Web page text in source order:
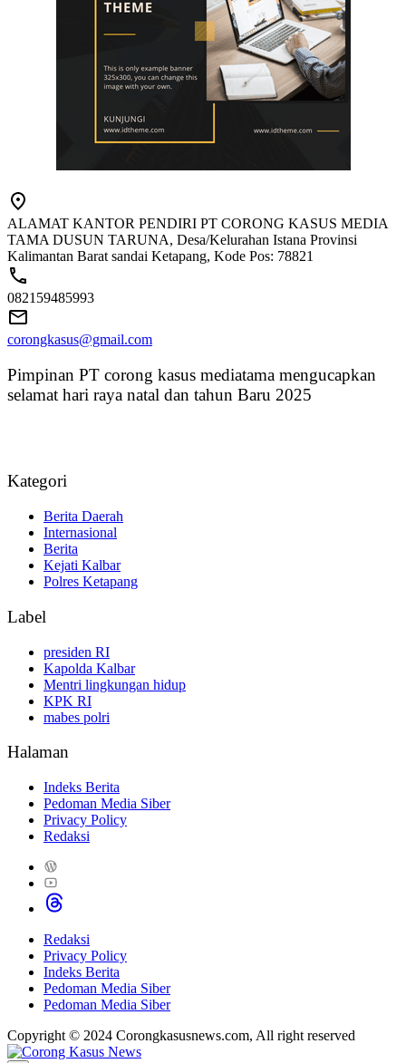
ALAMAT KANTOR PENDIRI PT CORONG KASUS MEDIA
TAMA DUSUN TARUNA, Desa/Kelurahan Istana Provinsi
Kalimantan Barat sandai Ketapang, Kode Pos: 78821
082159485993
corongkasus@gmail.com
Pimpinan PT corong kasus mediatama mengucapkan
selamat hari raya natal dan tahun Baru 2025
Kategori
Berita Daerah
Internasional
Berita
Kejati Kalbar
Polres Ketapang
Label
presiden RI
Kapolda Kalbar
Mentri lingkungan hidup
KPK RI
mabes polri
Halaman
Indeks Berita
Pedoman Media Siber
Privacy Policy
Redaksi
Redaksi
Privacy Policy
Indeks Berita
Pedoman Media Siber
Pedoman Media Siber
Copyright © 2024 Corongkasusnews.com, All right reserved